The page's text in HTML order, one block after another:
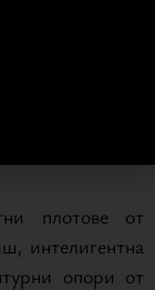
чрез ефирни
ясен.
врата
от черен
и
плотове от
интелигентна
опори от